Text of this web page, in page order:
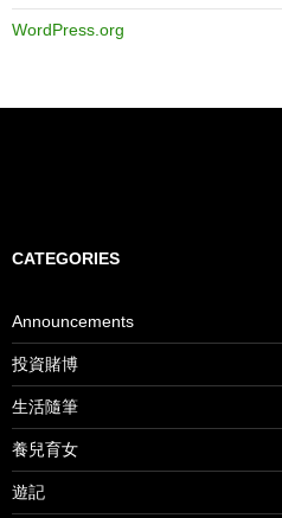
WordPress.org
CATEGORIES
Announcements
投資賭博
生活隨筆
養兒育女
遊記